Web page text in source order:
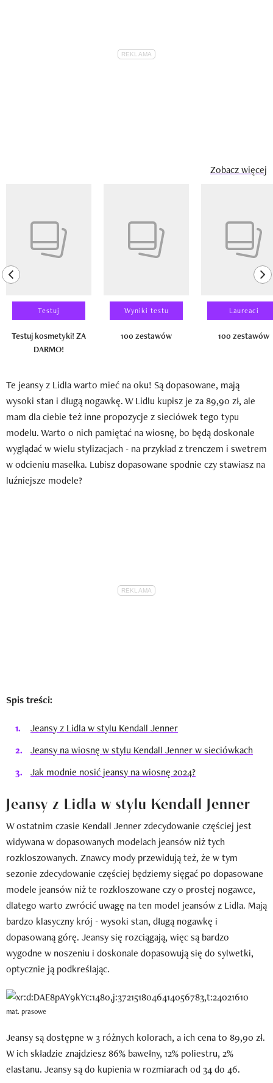
Zobacz więcej
previous element
Testuj
Testuj kosmetyki! ZA
DARMO!
Wyniki testu
100 zestawów
Laureaci
100 zestawów
Te jeansy z Lidla warto mieć na oku! Są dopasowane, mają
wysoki stan i długą nogawkę. W Lidlu kupisz je za 89,90 zł, ale
mam dla ciebie też inne propozycje z sieciówek tego typu
modelu. Warto o nich pamiętać na wiosnę, bo będą doskonale
wyglądać w wielu stylizacjach - na przykład z trenczem i swetrem
w odcieniu masełka. Lubisz dopasowane spodnie czy stawiasz na
luźniejsze modele?
Spis treści:
Jeansy z Lidla w stylu Kendall Jenner
Jeansy na wiosnę w stylu Kendall Jenner w sieciówkach
Jak modnie nosić jeansy na wiosnę 2024?
Jeansy z Lidla w stylu Kendall Jenner
W ostatnim czasie Kendall Jenner zdecydowanie częściej jest
widywana w dopasowanych modelach jeansów niż tych
rozkloszowanych. Znawcy mody przewidują też, że w tym
sezonie zdecydowanie częściej będziemy sięgać po dopasowane
modele jeansów niż te rozkloszowane czy o prostej nogawce,
dlatego warto zwrócić uwagę na ten model jeansów z Lidla. Mają
bardzo klasyczny krój - wysoki stan, długą nogawkę i
dopasowaną górę. Jeansy się rozciągają, więc są bardzo
wygodne w noszeniu i doskonale dopasowują się do sylwetki,
optycznie ją podkreślając.
mat. prasowe
Jeansy są dostępne w 3 różnych kolorach, a ich cena to 89,90 zł.
W ich składzie znajdziesz 86% bawełny, 12% poliestru, 2%
elastanu. Jeansy są do kupienia w rozmiarach od 34 do 46.